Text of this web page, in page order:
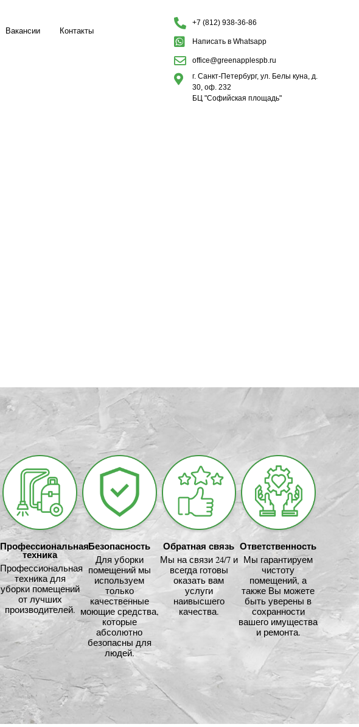
Вакансии Контакты
+7 (812) 938-36-86
Написать в Whatsapp
office@greenapplespb.ru
г. Санкт-Петербург, ул. Белы куна, д.
30, оф. 232
БЦ "Софийская площадь"
Профессиональная
техника
Профессиональная
техника для
уборки помещений
от лучших
производителей.
Безопасность
Для уборки
помещений мы
используем
только
качественные
моющие средства,
которые
абсолютно
безопасны для
людей.
Обратная связь
Мы на связи 24/7 и
всегда готовы
оказать вам
услуги
наивысшего
качества.
Ответственность
Мы гарантируем
чистоту
помещений, а
также Вы можете
быть уверены в
сохранности
вашего имущества
и ремонта.